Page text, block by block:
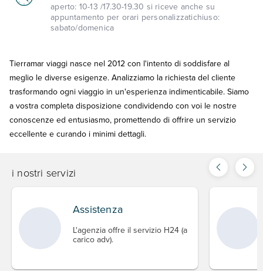
aperto: 10-13 /17.30-19.30 si riceve anche su
appuntamento per orari personalizzatichiuso:
sabato/domenica
Tierramar viaggi nasce nel 2012 con l'intento di soddisfare al
meglio le diverse esigenze. Analizziamo la richiesta del cliente
trasformando ogni viaggio in un'esperienza indimenticabile. Siamo
a vostra completa disposizione condividendo con voi le nostre
conoscenze ed entusiasmo, promettendo di offrire un servizio
eccellente e curando i minimi dettagli.
i nostri servizi
Assistenza
L'agenzia offre il servizio H24 (a
carico adv).